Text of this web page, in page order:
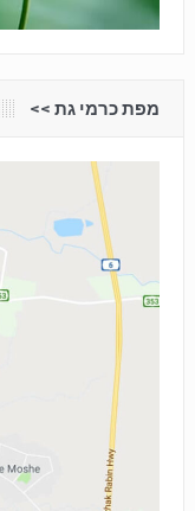
מפת כרמי גת <<